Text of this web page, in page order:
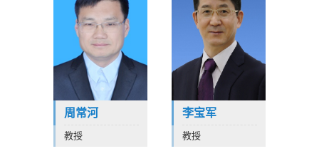
周常河
教授
李宝军
教授